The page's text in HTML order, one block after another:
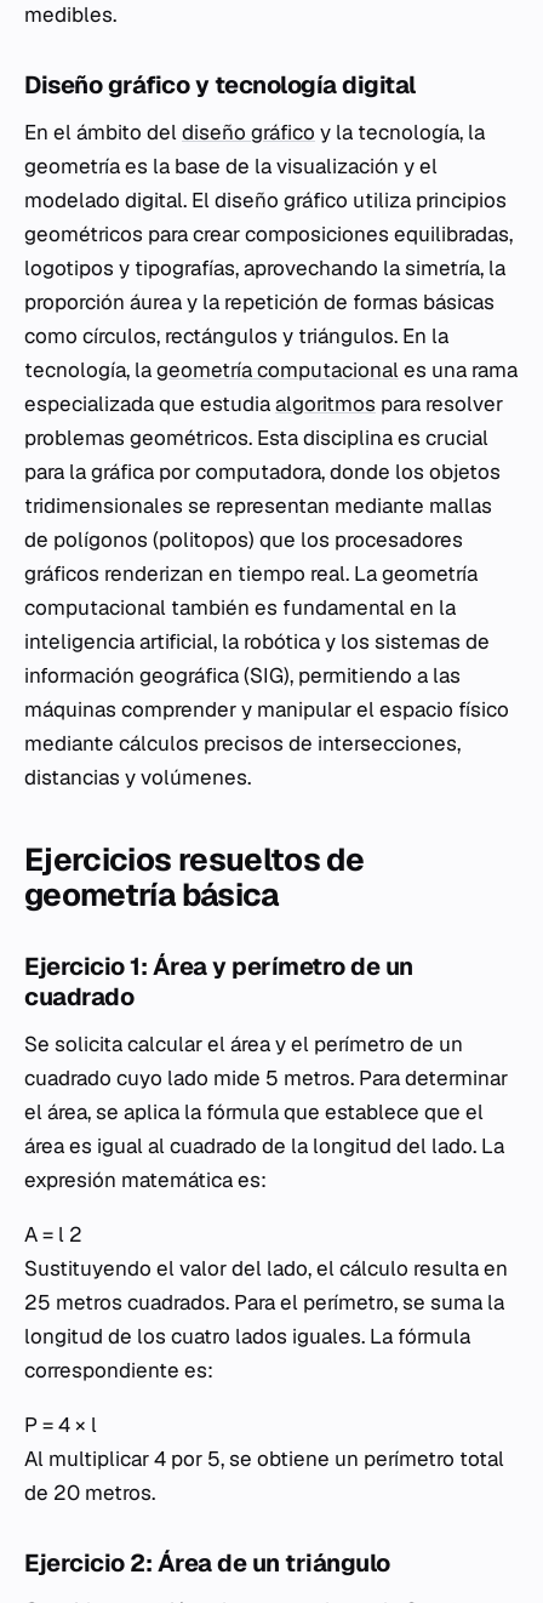
medibles.
Diseño gráfico y tecnología digital
En el ámbito deldiseño gráfico y la tecnología, la
geometría es la base de la visualización y el
modelado digital. El diseño gráfico utiliza principios
geométricos para crear composiciones equilibradas,
logotipos y tipografías, aprovechando la simetría, la
proporción áurea y la repetición de formas básicas
como círculos, rectángulos y triángulos. En la
tecnología, lageometría computacionales una rama
especializada que estudiaalgoritmos para resolver
problemas geométricos. Esta disciplina es crucial
para la gráfica por computadora, donde los objetos
tridimensionales se representan mediante mallas
de polígonos (politopos) que los procesadores
gráficos renderizan en tiempo real. La geometría
computacional también es fundamental en la
inteligencia artificial, la robótica y los sistemas de
información geográfica (SIG), permitiendo a las
máquinas comprender y manipular el espacio físico
mediante cálculos precisos de intersecciones,
distancias y volúmenes.
Ejercicios resueltos de
geometría básica
Ejercicio 1: Área y perímetro de un
cuadrado
Se solicita calcular el área y el perímetro de un
cuadrado cuyo lado mide 5 metros. Para determinar
el área, se aplica la fórmula que establece que el
área es igual al cuadrado de la longitud del lado. La
expresión matemática es:
A = l 2
Sustituyendo el valor del lado, el cálculo resulta en
25 metros cuadrados. Para el perímetro, se suma la
longitud de los cuatro lados iguales. La fórmula
correspondiente es:
P = 4 × l
Al multiplicar 4 por 5, se obtiene un perímetro total
de 20 metros.
Ejercicio 2: Área de un triángulo